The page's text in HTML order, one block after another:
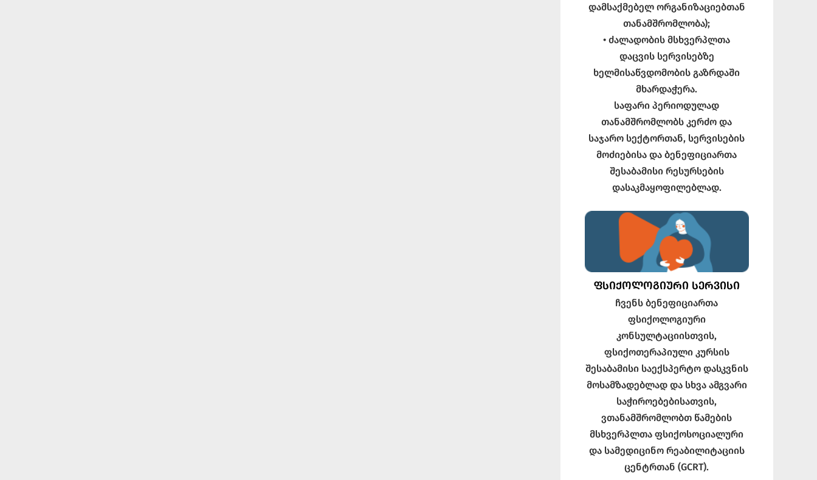
დამსაქმებელ ორგანიზაციებთან
თანამშრომლობა);
• ძალადობის მსხვერპლთა
დაცვის სერვისებზე
ხელმისაწვდომობის გაზრდაში
მხარდაჭერა.
საფარი პერიოდულად
თანამშრომლობს კერძო და
საჯარო სექტორთან, სერვისების
მოძიებისა და ბენეფიციართა
შესაბამისი რესურსების
დასაკმაყოფილებლად.
ᲤᲡᲘᲥᲝᲚᲝᲒᲘᲣᲠᲘ ᲡᲔᲠᲕᲘᲡᲘ
ჩვენს ბენეფიციართა
ფსიქოლოგიური
კონსულტაციისთვის,
ფსიქოთერაპიული კურსის
შესაბამისი საექსპერტო დასკვნის
მოსამზადებლად და სხვა ამგვარი
საჭიროებებისათვის,
ვთანამშრომლობთ წამების
მსხვერპლთა ფსიქოსოციალური
და სამედიცინო რეაბილიტაციის
ცენტრთან (GCRT).